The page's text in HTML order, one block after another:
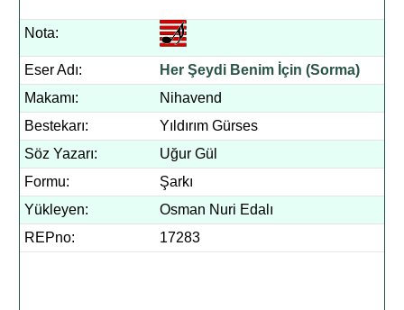
Nota:
Eser Adı:
Her Şeydi Benim İçin (Sorma)
Makamı:
Nihavend
Bestekarı:
Yıldırım Gürses
Söz Yazarı:
Uğur Gül
Formu:
Şarkı
Yükleyen:
Osman Nuri Edalı
REPno:
17283